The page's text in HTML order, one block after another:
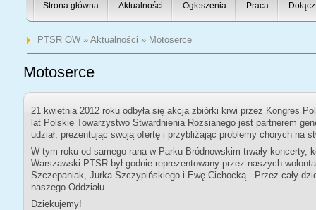
Strona główna Aktualności Ogłoszenia Praca
PTSR OW» Aktualności » Motoserce
Motoserce
21 kwietnia 2012 roku odbyła się akcja zbiórki krwi przez Kongres
lat Polskie Towarzystwo Stwardnienia Rozsianego jest partnerem
udział, prezentując swoją ofertę i przybliżając problemy chorych na
W tym roku od samego rana w Parku Bródnowskim trwały koncerty,
Warszawski PTSR był godnie reprezentowany przez naszych
Szczepaniak, Jurka Szczypińskiego i Ewę Cichocką. Przez cały
naszego Oddziału.
Dziękujemy!